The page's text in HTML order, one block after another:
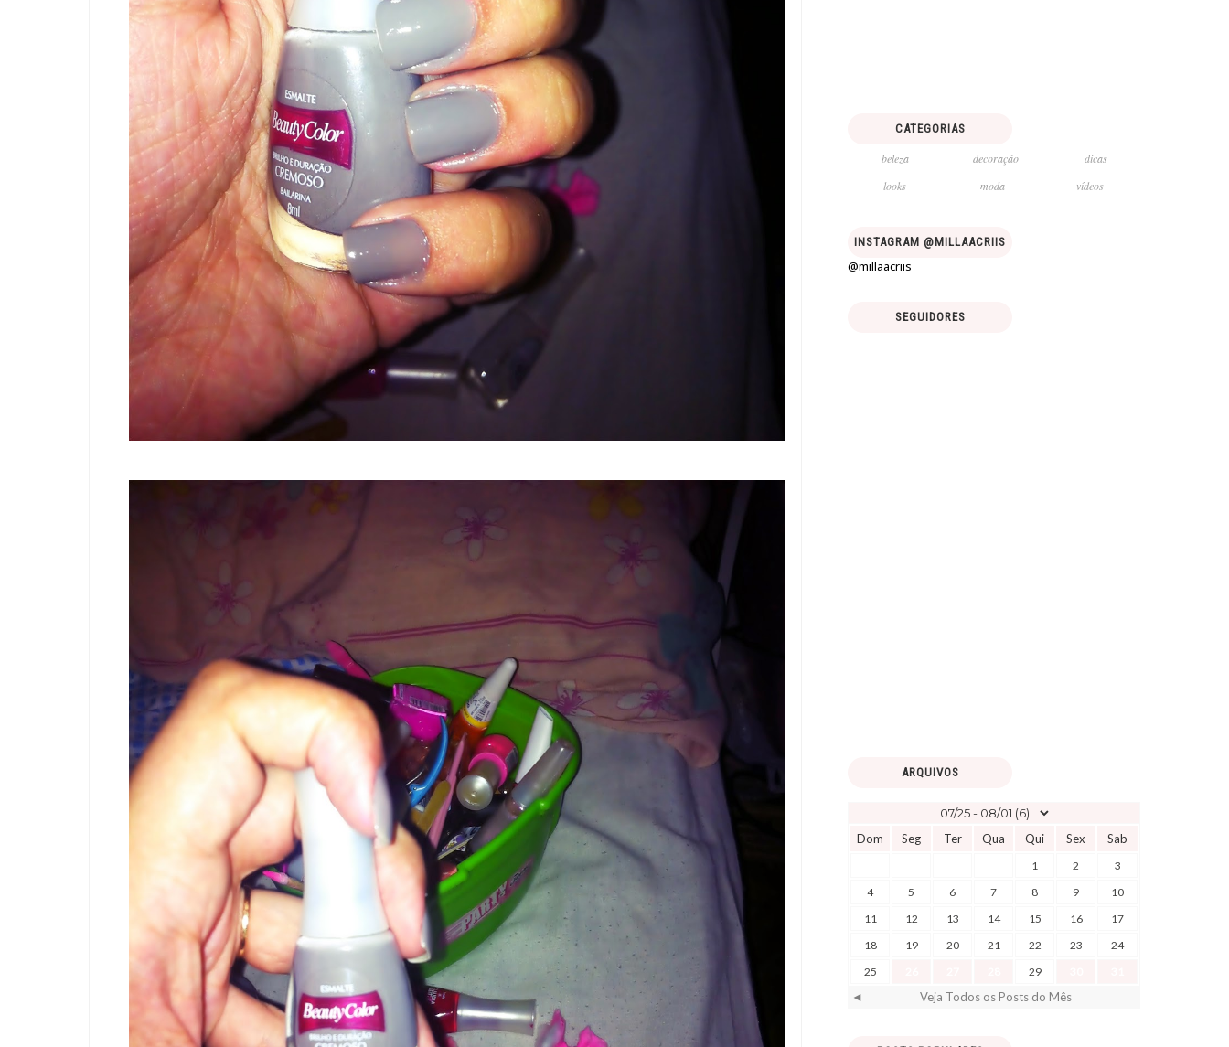
CATEGORIAS
beleza decoração
dicas
looks
moda vídeos
INSTAGRAM @MILLAACRIIS
@millaacriis
SEGUIDORES
ARQUIVOS
Dom Seg Ter Qua Qui Sex Sab
1 2
3
4
5 6 7 8 9
10
11
12 13 14 15 16
17
18
19 20 21 22 23
24
25
29
◄ Veja Todos os Posts do Mês